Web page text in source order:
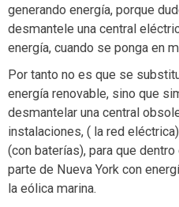
generando energía, porque
desmantele una central
energía, cuando se ponga en
Por tanto no es que se
energía renovable, sino que
desmantelar una central
instalaciones, ( la red
(con baterías), para que
parte de Nueva York con
la eólica marina.